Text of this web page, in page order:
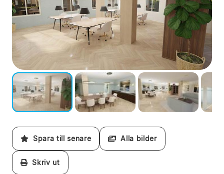
Spara till senare Alla bilder
Skriv ut